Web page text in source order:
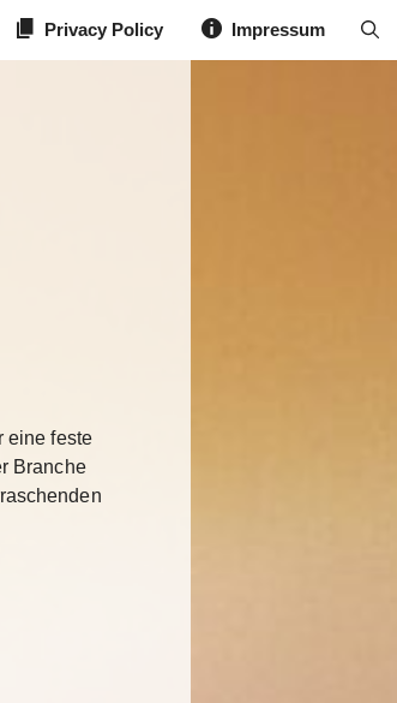
Privacy Policy Impressum
eine feste
Branche